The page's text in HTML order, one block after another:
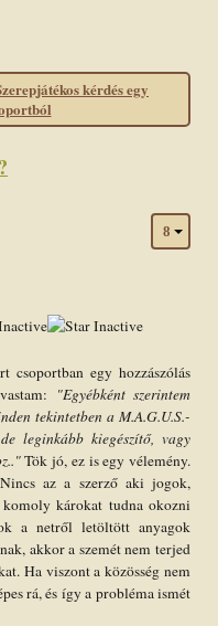
kérdés egy
csoportban egy hozzászólás
"Egyébként szerintem
tekintetben a M.A.G.U.S.-
leginkább kiegészítő, vagy
Tök jó, ez is egy vélemény.
az a szerző aki jogok,
károkat tudna okozni
a netről letöltött anyagok
akkor a szemét nem terjed
Ha viszont a közösség nem
rá, és így a probléma ismét